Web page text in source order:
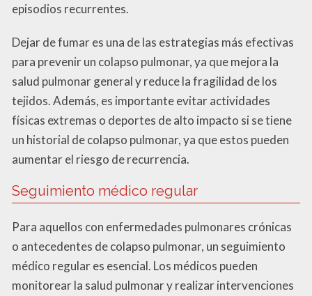
episodios recurrentes.
Dejar de fumar es una de las estrategias más efectivas
para prevenir un colapso pulmonar, ya que mejora la
salud pulmonar general y reduce la fragilidad de los
tejidos. Además, es importante evitar actividades
físicas extremas o deportes de alto impacto si se tiene
un historial de colapso pulmonar, ya que estos pueden
aumentar el riesgo de recurrencia.
Seguimiento médico regular
Para aquellos con enfermedades pulmonares crónicas
o antecedentes de colapso pulmonar, un seguimiento
médico regular es esencial. Los médicos pueden
monitorear la salud pulmonar y realizar intervenciones